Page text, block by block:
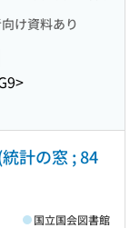
け資料あり
計の窓 ; 84
国立国会図書館